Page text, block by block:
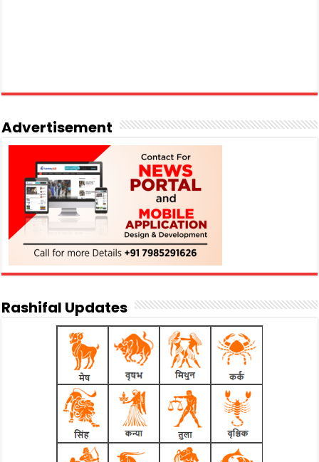
Advertisement
Rashifal Updates